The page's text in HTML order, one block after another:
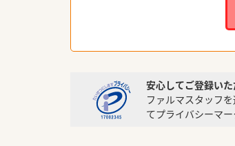
安心してご登録い
ファルマスタッフ
てプライバシーマー